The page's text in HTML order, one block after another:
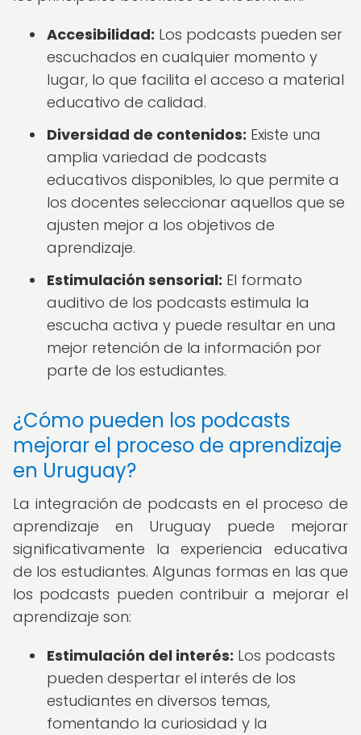
Accesibilidad: Los podcasts pueden ser
escuchados en cualquier momento y
lugar, lo que facilita el acceso a material
educativo de calidad.
Diversidad de contenidos: Existe una
amplia variedad de podcasts
educativos disponibles, lo que permite a
los docentes seleccionar aquellos que se
ajusten mejor a los objetivos de
aprendizaje.
Estimulación sensorial: El formato
auditivo de los podcasts estimula la
escucha activa y puede resultar en una
mejor retención de la información por
parte de los estudiantes.
¿Cómo pueden los podcasts
mejorar el proceso de aprendizaje
en Uruguay?
La integración de podcasts en el proceso de
aprendizaje en Uruguay puede mejorar
significativamente la experiencia educativa
de los estudiantes. Algunas formas en las que
los podcasts pueden contribuir a mejorar el
aprendizaje son:
Estimulación del interés: Los podcasts
pueden despertar el interés de los
estudiantes en diversos temas,
fomentando la curiosidad y la